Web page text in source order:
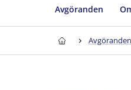
Avgöranden